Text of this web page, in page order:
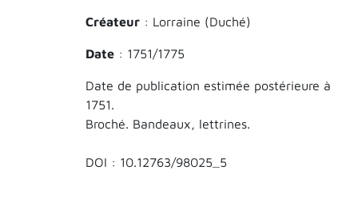
Créateur : Lorraine (Duché)
Date : 1751/1775
Date de publication estimée postérieure à
1751.
Broché. Bandeaux, lettrines.
DOI : 10.12763/98025_5